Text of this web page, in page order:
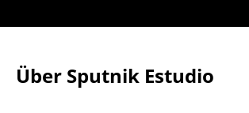
Barhocker
Über Sputnik Estudio